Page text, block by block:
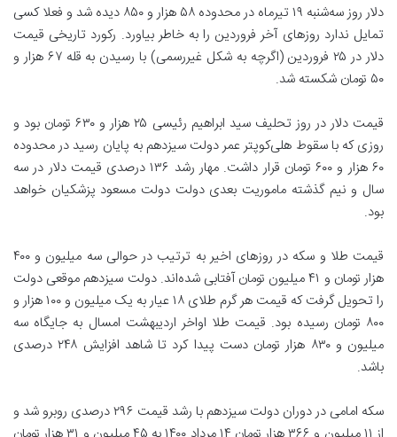
دلار روز سه‌شنبه ۱۹ تیرماه در محدوده ۵۸ هزار و ۸۵۰ دیده شد و فعلا کسی
تمایل ندارد روز‌های آخر فروردین را به خاطر بیاورد. رکورد تاریخی قیمت
دلار در ۲۵ فروردین (اگرچه به شکل غیررسمی) با رسیدن به قله ۶۷ هزار و
۵۰ تومان شکسته شد.
قیمت دلار در روز تحلیف سید ابراهیم رئیسی ۲۵ هزار و ۶۳۰ تومان بود و
روزی که با سقوط هلی‌کوپتر عمر دولت سیزدهم به پایان رسید در محدوده
۶۰ هزار و ۶۰۰ تومان قرار داشت. مهار رشد ۱۳۶ درصدی قیمت دلار در سه
سال و نیم گذشته ماموریت بعدی دولت دولت مسعود پزشکیان خواهد
بود.
قیمت طلا و سکه در روز‌های اخیر به ترتیب در حوالی سه میلیون و ۴۰۰
هزار تومان و ۴۱ میلیون تومان آفتابی شده‌اند. دولت سیزدهم موقعی دولت
را تحویل گرفت که قیمت هر گرم طلای ۱۸ عیار به یک میلیون و ۱۰۰ هزار و
۸۰۰ تومان رسیده بود. قیمت طلا اواخر اردیبهشت امسال به جایگاه سه
میلیون و ۸۳۰ هزار تومان دست پیدا کرد تا شاهد افزایش ۲۴۸ درصدی
باشد.
سکه امامی در دوران دولت سیزدهم با رشد قیمت ۲۹۶ درصدی روبرو شد و